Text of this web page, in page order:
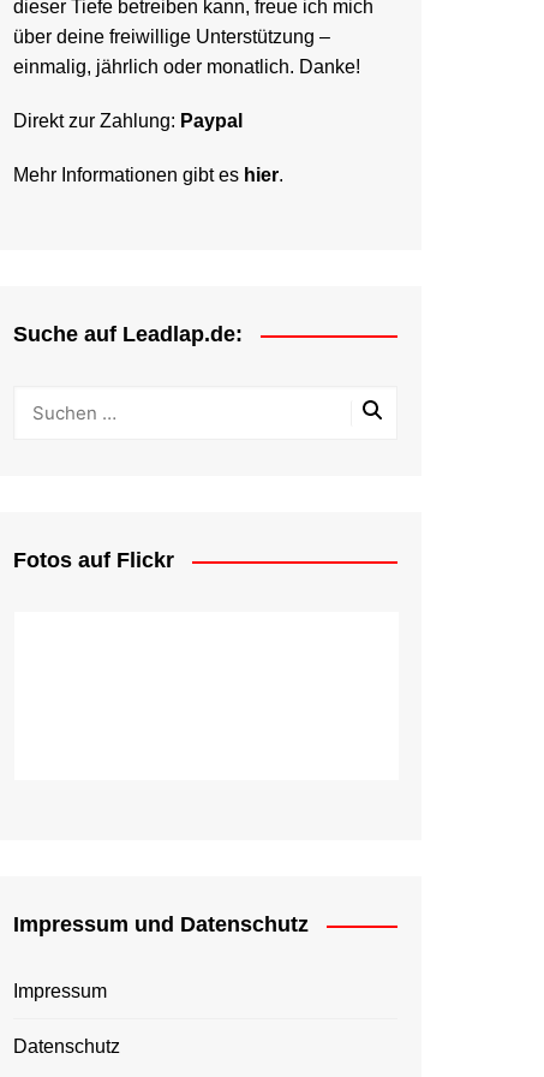
dieser Tiefe betreiben kann, freue ich mich
über deine freiwillige Unterstützung –
einmalig, jährlich oder monatlich. Danke!
Direkt zur Zahlung: Paypal
Mehr Informationen gibt es hier.
Suche auf Leadlap.de:
Fotos auf Flickr
Impressum und Datenschutz
Impressum
Datenschutz